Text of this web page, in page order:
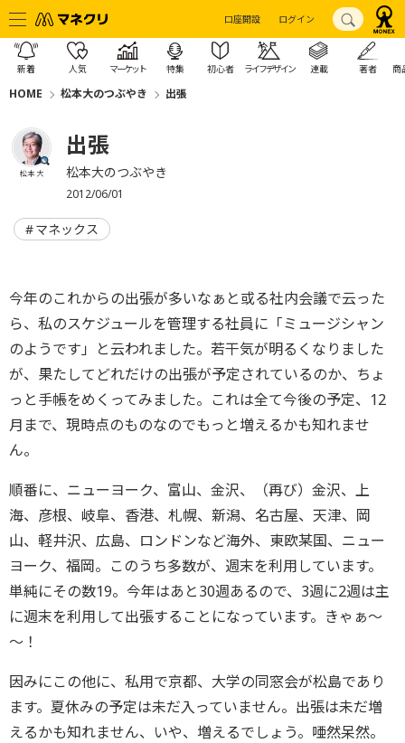
口座開設 ログイン
新着 人気 マーケット 特集 初心者 ライフデザイン 連載 著者 商
HOME 松本大のつぶやき 出張
松本 大
出張
松本大のつぶやき
2012/06/01
マネックス
今年のこれからの出張が多いなぁと或る社内会議で云った
ら、私のスケジュールを管理する社員に「ミュージシャン
のようです」と云われました。若干気が明るくなりました
が、果たしてどれだけの出張が予定されているのか、ちょ
っと手帳をめくってみました。これは全て今後の予定、12
月まで、現時点のものなのでもっと増えるかも知れませ
ん。
順番に、ニューヨーク、富山、金沢、（再び）金沢、上
海、彦根、岐阜、香港、札幌、新潟、名古屋、天津、岡
山、軽井沢、広島、ロンドンなど海外、東欧某国、ニュー
ヨーク、福岡。このうち多数が、週末を利用しています。
単純にその数19。今年はあと30週あるので、3週に2週は主
に週末を利用して出張することになっています。きゃぁ～
～！
因みにこの他に、私用で京都、大学の同窓会が松島であり
ます。夏休みの予定は未だ入っていません。出張は未だ増
えるかも知れません、いや、増えるでしょう。唖然呆然。